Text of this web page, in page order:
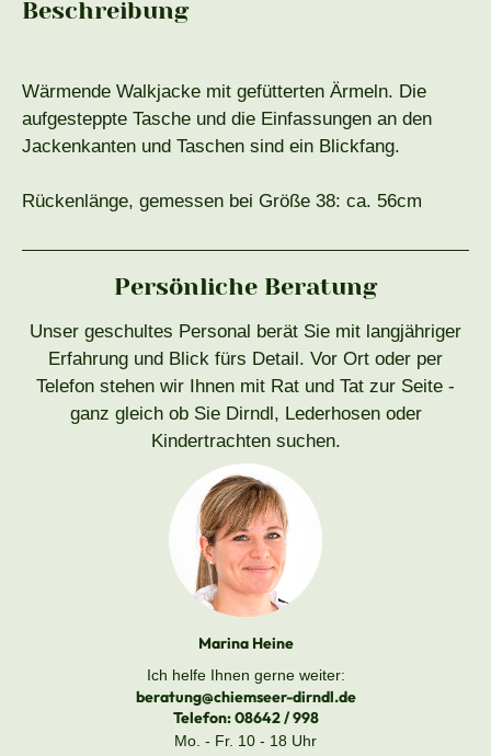
Beschreibung
Wärmende Walkjacke mit gefütterten Ärmeln. Die
aufgesteppte Tasche und die Einfassungen an den
Jackenkanten und Taschen sind ein Blickfang.
Rückenlänge, gemessen bei Größe 38: ca. 56cm
Persönliche Beratung
Unser geschultes Personal berät Sie mit langjähriger
Erfahrung und Blick fürs Detail. Vor Ort oder per
Telefon stehen wir Ihnen mit Rat und Tat zur Seite -
ganz gleich ob Sie Dirndl, Lederhosen oder
Kindertrachten suchen.
Marina Heine
Ich helfe Ihnen gerne weiter:
beratung@chiemseer-dirndl.de
Telefon:08642 / 998
Mo. - Fr. 10 - 18 Uhr